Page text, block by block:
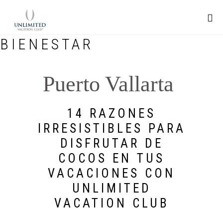
BIENESTAR
Puerto Vallarta
14 RAZONES
IRRESISTIBLES PARA
DISFRUTAR DE
COCOS EN TUS
VACACIONES CON
UNLIMITED
VACATION CLUB